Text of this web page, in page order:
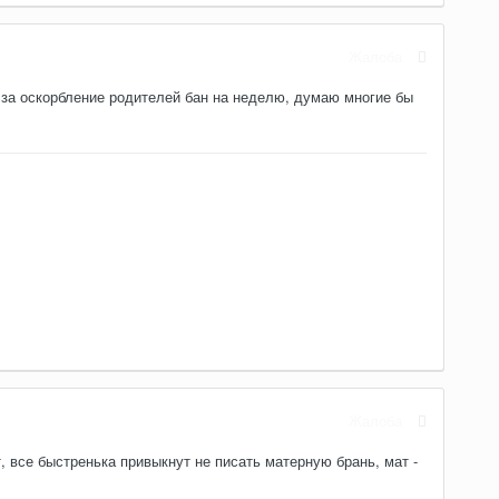
оскорбление родителей бан на неделю, думаю многие бы
быстренька привыкнут не писать матерную брань, мат -